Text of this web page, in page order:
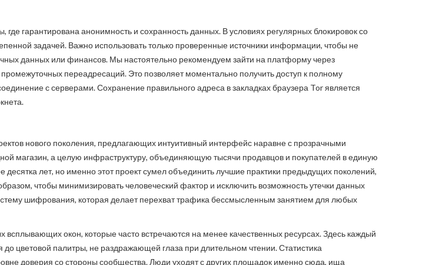
гарантирована анонимность и сохранность данных. В условиях регулярных блокировок со
задачей. Важно использовать только проверенные источники информации, чтобы не
данных или финансов. Мы настоятельно рекомендуем зайти на платформу через
переадресаций. Это позволяет моментально получить доступ к полному
с серверами. Сохранение правильного адреса в закладках браузера Tor является
нового поколения, предлагающих интуитивный интерфейс наравне с прозрачными
магазин, а целую инфраструктуру, объединяющую тысячи продавцов и покупателей в единую
лет, но именно этот проект сумел объединить лучшие практики предыдущих поколений,
чтобы минимизировать человеческий фактор и исключить возможность утечки данных
шифрования, которая делает перехват трафика бессмысленным занятием для любых
окон, которые часто встречаются на менее качественных ресурсах. Здесь каждый
цветовой палитры, не раздражающей глаза при длительном чтении. Статистика
доверия со стороны сообщества. Люди уходят с других площадок именно сюда, ища